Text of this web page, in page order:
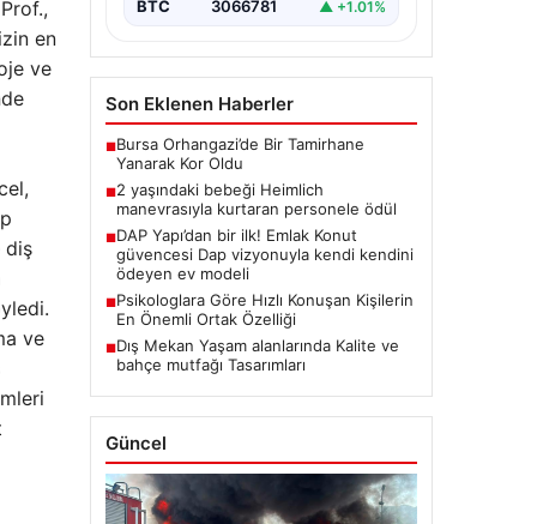
en
ve
diş
ve
BTC 3066781 ▲ +1.01%
Son Eklenen Haberler
■Bursa Orhangazi’de Bir Tamirhane
Yanarak Kor Oldu
■2 yaşındaki bebeği Heimlich
manevrasıyla kurtaran personele ödül
■DAP Yapı’dan bir ilk! Emlak Konut
güvencesi Dap vizyonuyla kendi kendini
ödeyen ev modeli
■Psikologlara Göre Hızlı Konuşan Kişilerin
En Önemli Ortak Özelliği
■Dış Mekan Yaşam alanlarında Kalite ve
bahçe mutfağı Tasarımları
Güncel